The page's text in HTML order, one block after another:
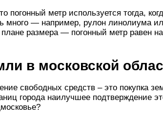
погонный метр используется тогда,
много — например, рулон линолиума
размера — погонный метр равен
в московской
свободных средств – это покупка
города наилучшее подтверждение